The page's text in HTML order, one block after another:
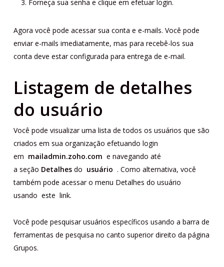
Forneça sua senha e clique em efetuar login.
Agora você pode acessar sua conta e e-mails. Você pode
enviar e-mails imediatamente, mas para recebê-los sua
conta deve estar configurada para entrega de e-mail.
Listagem de detalhes
do usuário
Você pode visualizar uma lista de todos os usuários que são
criados em sua organização efetuando login
em mailadmin.zoho.com e navegando até
a seção Detalhesdo usuário . Como alternativa, você
também pode acessar o menu Detalhes do usuário
usando este link.
Você pode pesquisar usuários específicos usando a barra de
ferramentas de pesquisa no canto superior direito da página
Grupos.